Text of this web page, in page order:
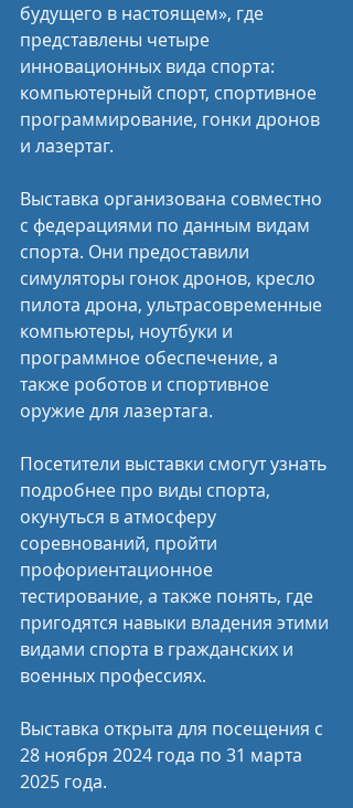
будущего в настоящем», где
представлены четыре
инновационных вида спорта:
компьютерный спорт, спортивное
программирование, гонки дронов
и лазертаг.
Выставка организована совместно
с федерациями по данным видам
спорта. Они предоставили
симуляторы гонок дронов, кресло
пилота дрона, ультрасовременные
компьютеры, ноутбуки и
программное обеспечение, а
также роботов и спортивное
оружие для лазертага.
Посетители выставки смогут узнать
подробнее про виды спорта,
окунуться в атмосферу
соревнований, пройти
профориентационное
тестирование, а также понять, где
пригодятся навыки владения этими
видами спорта в гражданских и
военных профессиях.
Выставка открыта для посещения с
28 ноября 2024 года по 31 марта
2025 года.